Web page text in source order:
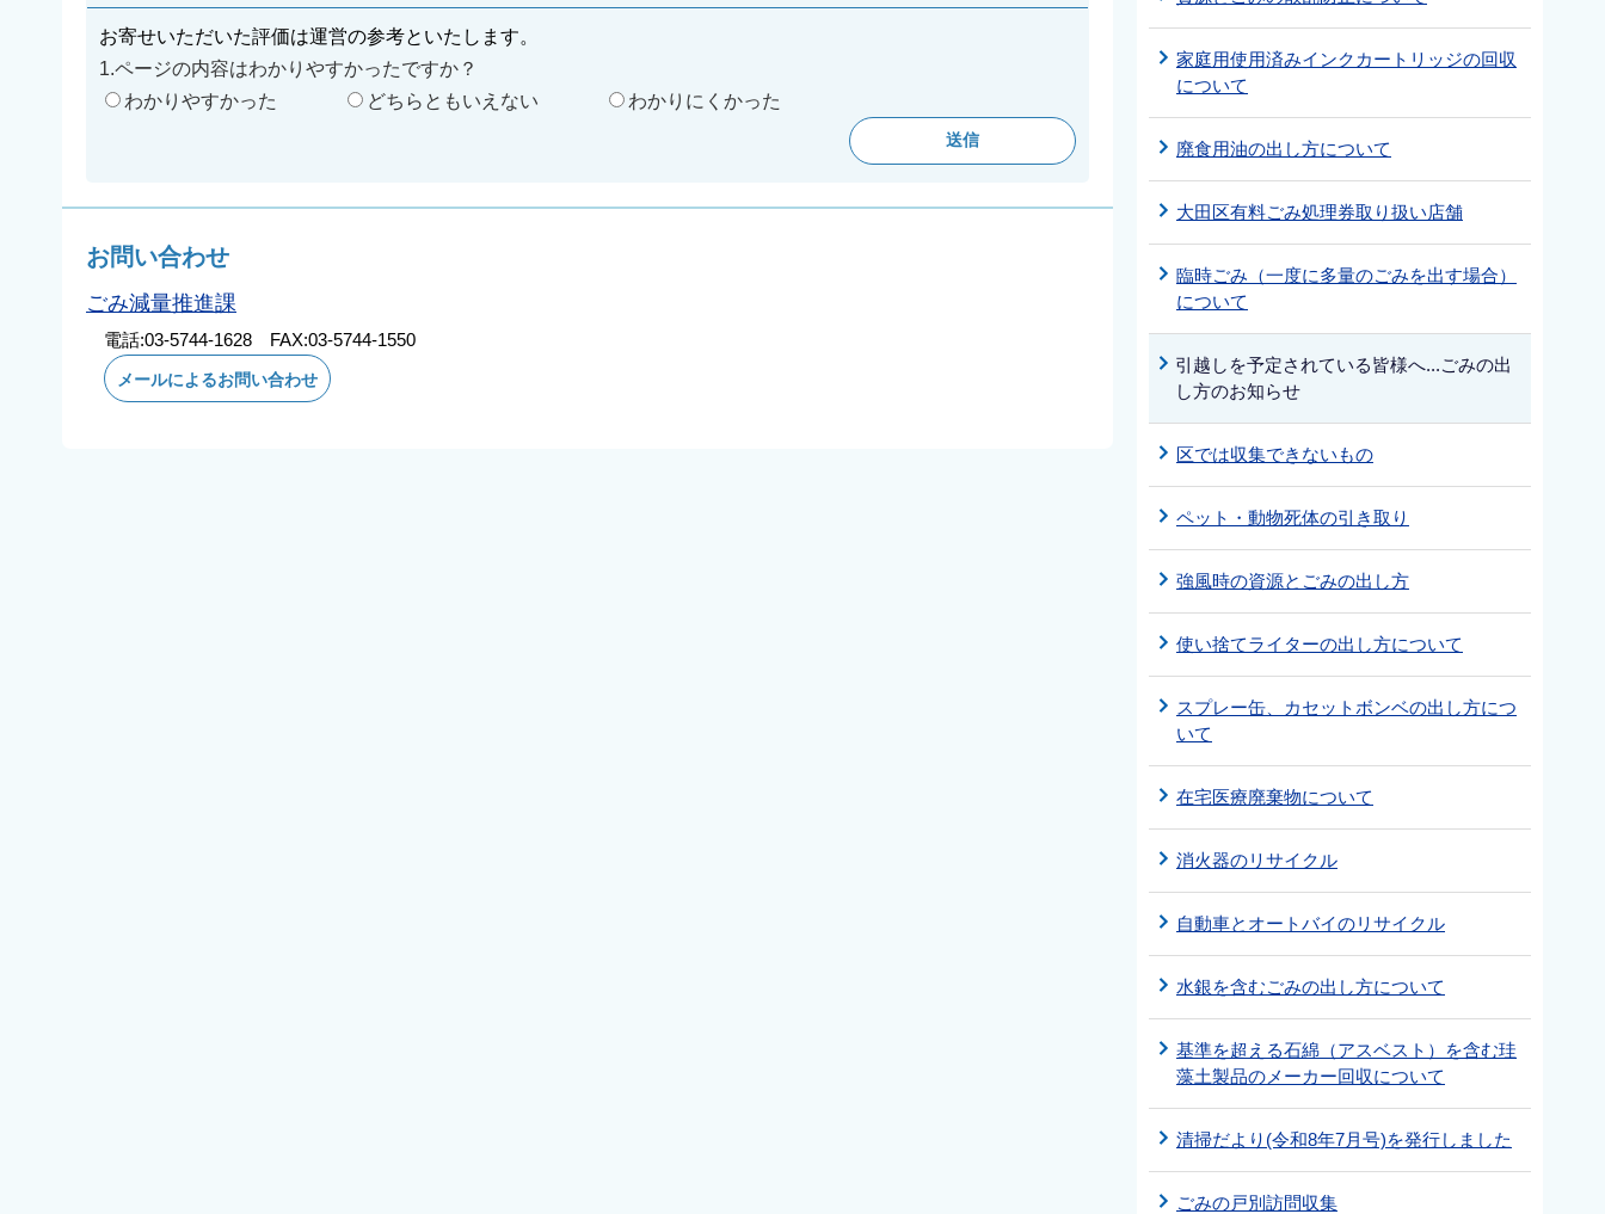
お寄せいただいた評価は運営の参考といたします。
1.ページの内容はわかりやすかったですか？
わかりやすかった
どちらともいえない わかりにくかった
お問い合わせ
ごみ減量推進課
電話:03-5744-1628 FAX:03-5744-1550
メールによるお問い合わせ
家庭用使用済みインクカートリッジの回収
について
廃食用油の出し方について
大田区有料ごみ処理券取り扱い店舗
臨時ごみ（一度に多量のごみを出す場合）
について
引越しを予定されている皆様へ...ごみの出
し方のお知らせ
区では収集できないもの
ペット・動物死体の引き取り
強風時の資源とごみの出し方
使い捨てライターの出し方について
スプレー缶、カセットボンベの出し方につ
いて
在宅医療廃棄物について
消火器のリサイクル
自動車とオートバイのリサイクル
水銀を含むごみの出し方について
基準を超える石綿（アスベスト）を含む珪
藻土製品のメーカー回収について
清掃だより(令和8年7月号)を発行しました
ごみの戸別訪問収集